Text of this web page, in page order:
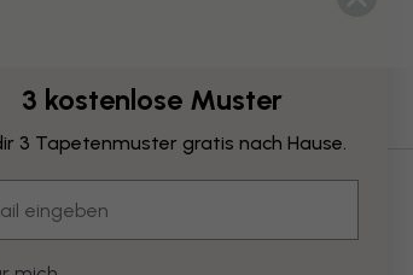
3 kostenlose Muster
3 Tapetenmuster gratis nach Hause.
type